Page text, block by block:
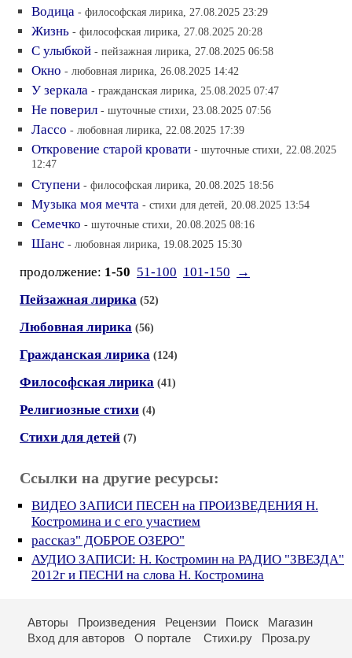
Водица - философская лирика, 27.08.2025 23:29
Жизнь - философская лирика, 27.08.2025 20:28
С улыбкой - пейзажная лирика, 27.08.2025 06:58
Окно - любовная лирика, 26.08.2025 14:42
У зеркала - гражданская лирика, 25.08.2025 07:47
Не поверил - шуточные стихи, 23.08.2025 07:56
Лассо - любовная лирика, 22.08.2025 17:39
Откровение старой кровати - шуточные стихи, 22.08.2025
12:47
Ступени - философская лирика, 20.08.2025 18:56
Музыка моя мечта - стихи для детей, 20.08.2025 13:54
Семечко - шуточные стихи, 20.08.2025 08:16
Шанс - любовная лирика, 19.08.2025 15:30
продолжение: 1-50 51-100 101-150
→
Пейзажная лирика (52)
Любовная лирика (56)
Гражданская лирика (124)
Философская лирика (41)
Религиозные стихи (4)
Стихи для детей (7)
Ссылки на другие ресурсы:
ВИДЕО ЗАПИСИ ПЕСЕН на ПРОИЗВЕДЕНИЯ Н.
Костромина и с его участием
рассказ" ДОБРОЕ ОЗЕРО"
АУДИО ЗАПИСИ: Н. Костромин на РАДИО "ЗВЕЗДА"
2012г и ПЕСНИ на слова Н. Костромина
Авторы Произведения Рецензии Поиск
Магазин
Вход для авторов
О портале Стихи.ру Проза.ру